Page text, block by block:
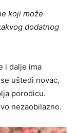
koji može
dodatnog
i dalje ima
uštedi novac,
porodicu.
nezaobilazno.